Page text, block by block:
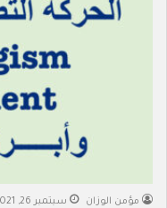
مؤمن الوزان سبتمبر 26, 2021